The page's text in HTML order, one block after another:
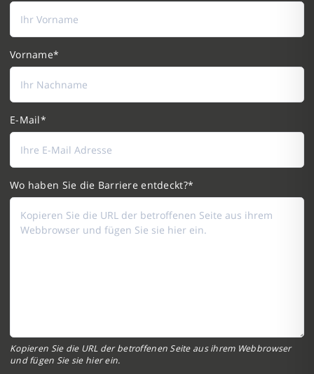
Vorname
E-Mail
Wo haben Sie die Barriere entdeckt?
Kopieren Sie die URL der betroffenen Seite aus ihrem Webbrowser
und fügen Sie sie hier ein.